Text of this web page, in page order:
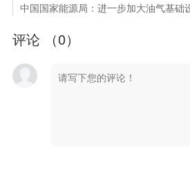
中国国家能源局：进一步加大油气基础
评论 （0）